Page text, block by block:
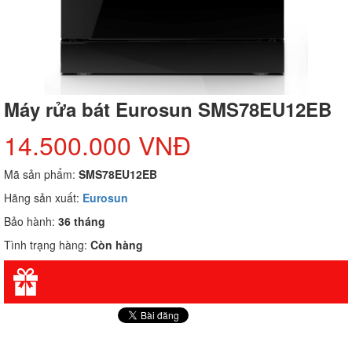
Máy rửa bát Eurosun SMS78EU12EB
14.500.000 VNĐ
Mã sản phẩm: SMS78EU12EB
Hãng sản xuất: Eurosun
Bảo hành: 36 tháng
Tình trạng hàng: Còn hàng